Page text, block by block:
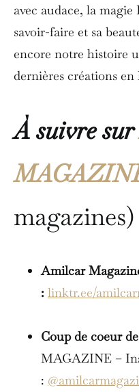
avec audace, la magie
savoir-faire et sa
encore notre histoire
dernières créations en
À suivre sur
Amilcar
: linktr.ee/
Coup de coeur
MAGAZINE –
: